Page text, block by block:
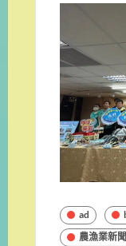
ad
農漁業新聞